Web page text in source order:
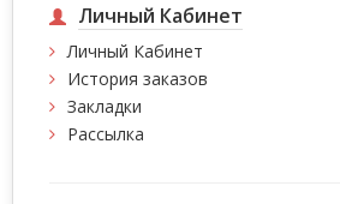
Личный Кабинет
Личный Кабинет
История заказов
Закладки
Рассылка